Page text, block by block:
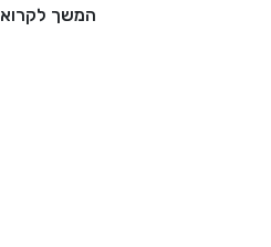
המשך לקרוא